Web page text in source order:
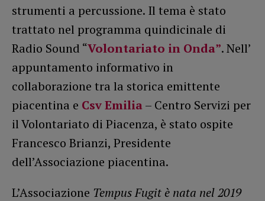
strumenti a percussione. Il tema è stato
trattato nel programma quindicinale di
Radio Sound “Volontariato in Onda”. Nell’
appuntamento informativo in
collaborazione tra la storica emittente
piacentina e Csv Emilia– Centro Servizi per
il Volontariato di Piacenza, è stato ospite
Francesco Brianzi, Presidente
dell’Associazione piacentina.
L’Associazione Tempus Fugit è nata nel 2019